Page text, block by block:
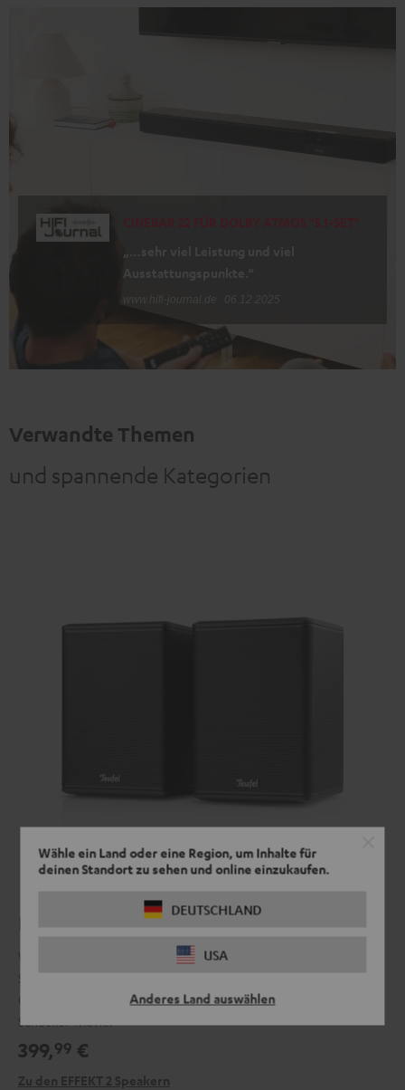
Wähle ein Land oder eine Region, um Inhalte für
deinen Standort zu sehen und online einzukaufen.
DEUTSCHLAND
USA
Anderes Land auswählen
„…sehr viel Leistung und viel
Ausstattungspunkte.“
Verwandte Themen
und spannende Kategorien
Huch, was kommt da um die Ecke?
Wenn du unsere EFFEKT 2 Surround-Speaker mit unseren
Soundbars verbunden hast, kannst du dir nie sicher sein, welche
Gefahren von hinten lauern, insbesondere im neuesten Horror-
Schocker-Movie.
399,99 €
Zu den EFFEKT 2 Speakern